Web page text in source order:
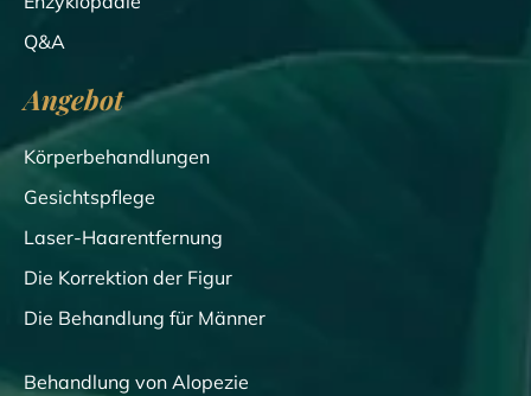
Q&A
Angebot
Körperbehandlungen
Gesichtspflege
Laser-Haarentfernung
Die Korrektion der Figur
Die Behandlung für Männer
Behandlung von Alopezie